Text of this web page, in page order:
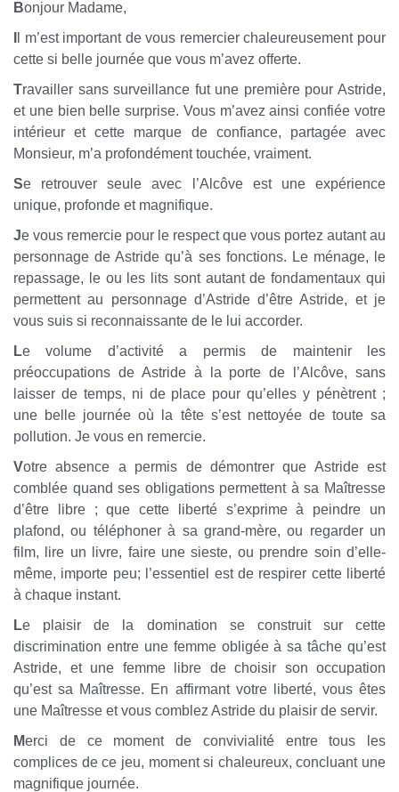
Bonjour Madame,
l m’est important de vous remercier chaleureusement pour
cette si belle journée que vous m’avez offerte.
Travailler sans surveillance fut une première pour Astride,
et une bien belle surprise. Vous m’avez ainsi confiée votre
intérieur et cette marque de confiance, partagée avec
Monsieur, m’a profondément touchée, vraiment.
Se retrouver seule avec l’Alcôve est une expérience
unique, profonde et magnifique.
Je vous remercie pour le respect que vous portez autant au
personnage de Astride qu’à ses fonctions. Le ménage, le
repassage, le ou les lits sont autant de fondamentaux qui
permettent au personnage d’Astride d’être Astride, et je
vous suis si reconnaissante de le lui accorder.
Le volume d’activité a permis de maintenir les
préoccupations de Astride à la porte de l’Alcôve, sans
laisser de temps, ni de place pour qu’elles y pénètrent ;
une belle journée où la tête s’est nettoyée de toute sa
pollution. Je vous en remercie.
Votre absence a permis de démontrer que Astride est
comblée quand ses obligations permettent à sa Maîtresse
d’être libre ; que cette liberté s’exprime à peindre un
plafond, ou téléphoner à sa grand-mère, ou regarder un
film, lire un livre, faire une sieste, ou prendre soin d’elle-
même, importe peu; l’essentiel est de respirer cette liberté
à chaque instant.
Le plaisir de la domination se construit sur cette
discrimination entre une femme obligée à sa tâche qu’est
Astride, et une femme libre de choisir son occupation
qu’est sa Maîtresse. En affirmant votre liberté, vous êtes
une Maîtresse et vous comblez Astride du plaisir de servir.
Merci de ce moment de convivialité entre tous les
complices de ce jeu, moment si chaleureux, concluant une
magnifique journée.